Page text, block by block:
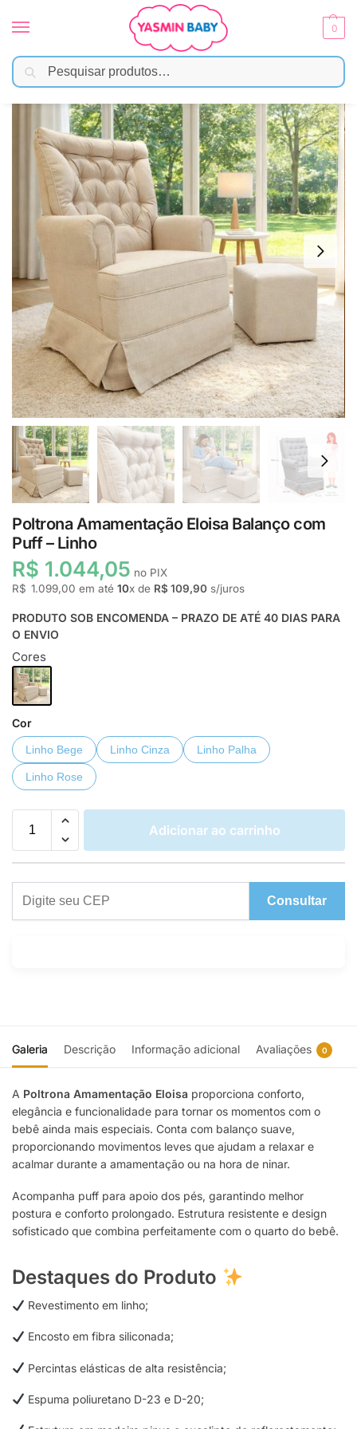
0
Início Móveis Infantis / Poltrona
Poltrona Amamentação Eloisa Balanço com
Puff – Linho
R$ 1.044,05 no PIX
R$ 1.099,00 em até 10x de R$ 109,90 s/juros
PRODUTO SOB ENCOMENDA – PRAZO DE ATÉ 40 DIAS PARA
O ENVIO
Cores
Cor
Linho Bege Linho Cinza Linho Palha
Linho Rose
Adicionar ao carrinho
Consultar
Galeria Descrição Informação adicional Avaliações 0
A Poltrona Amamentação Eloisa proporciona conforto,
elegância e funcionalidade para tornar os momentos com o
bebê ainda mais especiais. Conta com balanço suave,
proporcionando movimentos leves que ajudam a relaxar e
acalmar durante a amamentação ou na hora de ninar.
Acompanha puff para apoio dos pés, garantindo melhor
postura e conforto prolongado. Estrutura resistente e design
sofisticado que combina perfeitamente com o quarto do bebê.
Destaques do Produto
Revestimento em linho;
Encosto em fibra siliconada;
Percintas elásticas de alta resistência;
Espuma poliuretano D-23 e D-20;